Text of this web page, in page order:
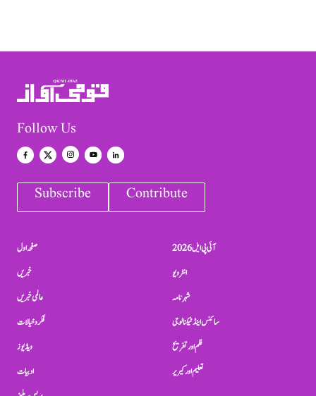
Follow Us
Subscribe Contribute
صفحہ اول
خبریں
عالمی خبریں
فکر و خیالات
ویڈیوز
ادبیات
آئی پی ایل 2026
انٹرویو
شہرنامہ
سائنس اینڈ ٹیکنالوجی
فلم اور تفریح
تعلیم اور کیریر